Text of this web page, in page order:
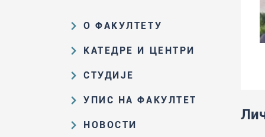
О ФАКУЛТЕТУ
Образовна и научна делатност
структура
Закон о високом образовању и
Историја Факултета
КАТЕДРЕ И ЦЕНТРИ
Катедра за аналитичку хемију
Катедра за наставу хемије
Катедра за општу и неорганску
СТУДИЈЕ
Пут студирања на ХФ
студије
УПИС НА ФАКУЛТЕТ
Резултати пријемних испита и
НОВОСТИ